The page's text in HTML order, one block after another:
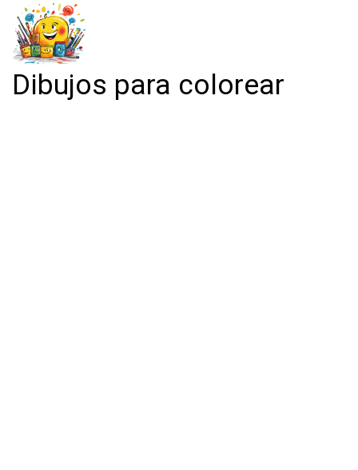
Dibujos para colorear